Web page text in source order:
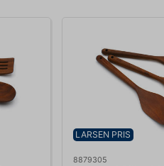
LARSEN PRIS
8879305